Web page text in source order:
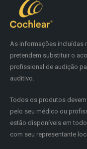
As informações incluídas
pretendem substituir o
profissional de audição
auditivo.
Todos os produtos
pelo seu médico ou
estão disponíveis em
com seu representante